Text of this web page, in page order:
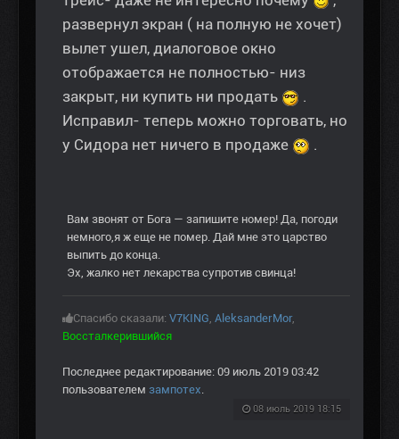
развернул экран ( на полную не хочет)
вылет ушел, диалоговое окно
отображается не полностью- низ
закрыт, ни купить ни продать
.
Исправил- теперь можно торговать, но
у Сидора нет ничего в продаже
.
Вам звонят от Бога — запишите номер! Да, погоди
немного,я ж еще не помер. Дай мне это царство
выпить до конца.
Эх, жалко нет лекарства супротив свинца!
Спасибо сказали: V7KING, AleksanderMor,
Воссталкерившийся
Последнее редактирование: 09 июль 2019 03:42
пользователем зампотех.
08 июль 2019 18:15